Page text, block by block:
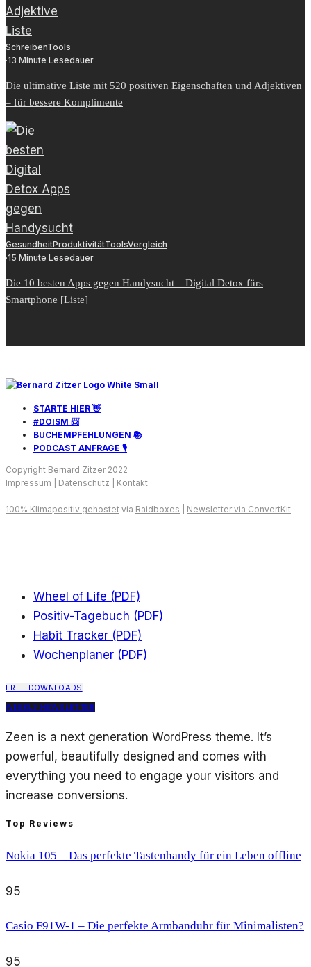
SchreibenTools
·13 Minute Lesedauer
Die ultimative Liste mit 520 positiven Eigenschaften und Adjektiven
– für bessere Komplimente
GesundheitProduktivitätToolsVergleich
·15 Minute Lesedauer
Die 10 besten Apps gegen Handysucht – Digital Detox fürs
Smartphone [Liste]
STARTE HIER 👋
#DOISM 📨
BUCHEMPFEHLUNGEN 📚
PODCAST ANFRAGE 🎙️
Copyright Bernard Zitzer 2022
Impressum
Datenschutz Kontakt
100% Klimapositiv gehostet via Raidboxes Newsletter via ConvertKit
Wheel of Life (PDF)
Positiv-Tagebuch (PDF)
Habit Tracker (PDF)
Wochenplaner (PDF)
FREE DOWNLOADS
WEEKLY NEWSLETTER
Zeen is a next generation WordPress theme. It’s
powerful, beautifully designed and comes with
everything you need to engage your visitors and
increase conversions.
Top Reviews
Nokia 105 – Das perfekte Tastenhandy für ein Leben offline
95
Casio F91W-1 – Die perfekte Armbanduhr für Minimalisten?
95